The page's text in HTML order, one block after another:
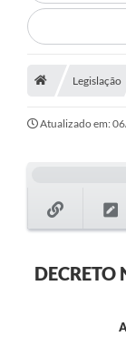
Município
Galeria de Fotos
Ouvidoria
Legislação
Atualizado em:
DECRETO